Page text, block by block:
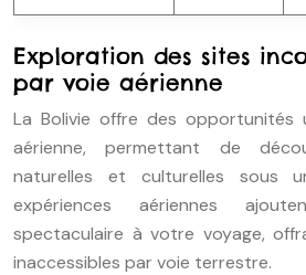
Exploration des sites
par voie aérienne
La Bolivie offre des opportunités
aérienne, permettant de
naturelles et culturelles sous
expériences aériennes
spectaculaire à votre voyage,
inaccessibles par voie terrestre.